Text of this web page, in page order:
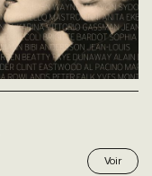
Voir